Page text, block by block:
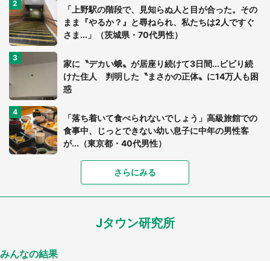
「上野駅の階段で、見知らぬ人と目が合った。その
まま『やるか？』と尋ねられ、私たちは2人ですぐ
さま...」（茨城県・70代男性）
家に〝デカい蛾〟が居座り続けて3日間...ビビり続
けた住人 判明した〝まさかの正体〟に14万人も困
惑
「落ち着いて食べられないでしょう」高級旅館での
食事中、じっとできない幼い息子に中年の男性客
が...（東京都・40代男性）
「富豪すぎ」1歳息子の〝店頭駄々こね〟の内容に1.
7万人驚がく 「お菓子売り場ならまだしも...」「ハ
ードル高い」
あまりにも四角すぎる猫、激写される 「これもう
さらにみる
Jタウン研究所
みんなの結果